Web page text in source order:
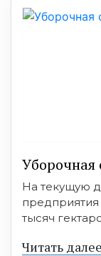
Уборочная
На текущую
тысяч
Читать далее